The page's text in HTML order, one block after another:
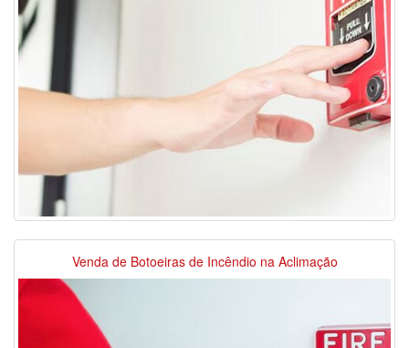
Venda de Botoeiras de Incêndio na Aclimação